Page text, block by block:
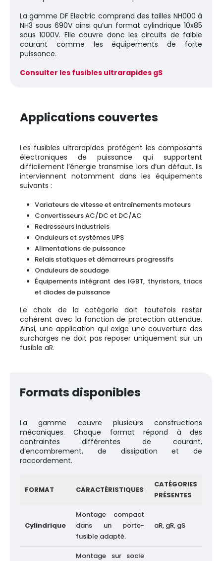
La gamme DF Electric comprend des tailles NH000 à
NH3 sous 690V ainsi qu’un format cylindrique 10x85
sous 1000V. Elle couvre donc les circuits de faible
courant comme les équipements de forte
puissance.
Consulter les fusibles ultrarapides gS
Applications couvertes
Les fusibles ultrarapides protègent les composants
électroniques de puissance qui supportent
difficilement l’énergie transmise lors d’un défaut. Ils
interviennent notamment dans les équipements
suivants :
Variateurs de vitesse et entraînements moteurs
Convertisseurs AC/DC et DC/AC
Redresseurs industriels
Onduleurs et systèmes UPS
Alimentations de puissance
Relais statiques et démarreurs progressifs
Onduleurs de soudage
Équipements intégrant des IGBT, thyristors, triacs
et diodes de puissance
Le choix de la catégorie doit toutefois rester
cohérent avec la fonction de protection attendue.
Ainsi, une application qui exige une couverture des
surcharges ne doit pas reposer uniquement sur un
fusible aR.
Formats disponibles
La gamme couvre plusieurs constructions
mécaniques. Chaque format répond à des
contraintes différentes de courant,
d’encombrement, de dissipation et de
raccordement.
FORMAT CARACTÉRISTIQUES
CATÉGORIES
PRÉSENTES
Cylindrique
Montage compact
dans un porte-
fusible adapté.
aR, gR, gS
Montage sur socle